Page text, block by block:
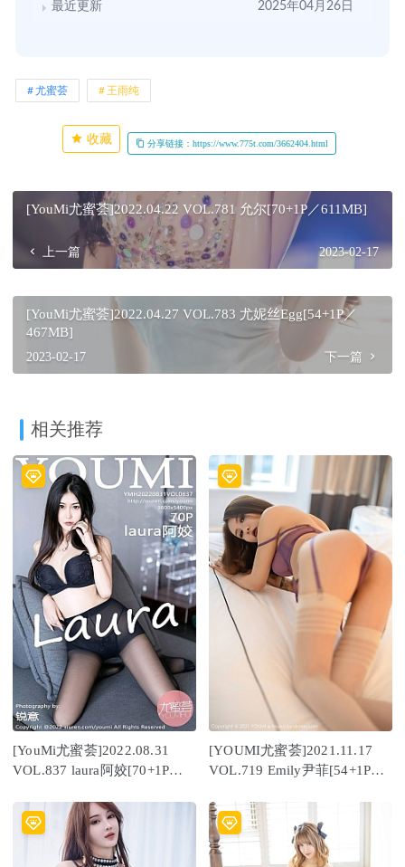
最近更新 2025年04月26日
尤蜜荟 王雨纯
收藏 分享链接：https://www.775t.com/3662404.html
[YouMi尤蜜荟]2022.04.22 VOL.781 允尔[70+1P／611MB]
上一篇 2023-02-17
[YouMi尤蜜荟]2022.04.27 VOL.783 尤妮丝Egg[54+1P／
467MB]
2023-02-17 下一篇
相关推荐
[YouMi尤蜜荟]2022.08.31
VOL.837 laura阿姣[70+1P／
[YOUMI尤蜜荟]2021.11.17
VOL.719 Emily尹菲[54+1P／